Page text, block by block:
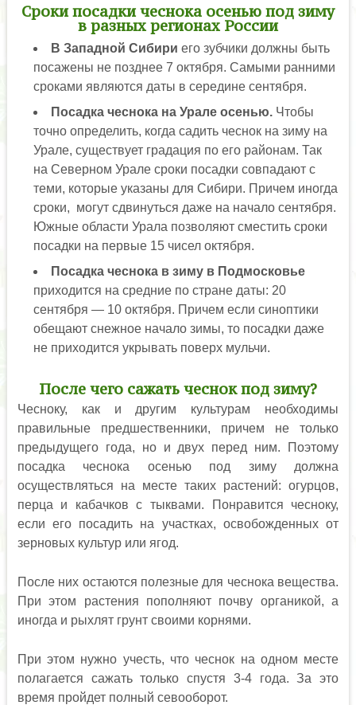
Сроки посадки чеснока осенью под зиму
в разных регионах России
В Западной Сибири его зубчики должны быть
посажены не позднее 7 октября. Самыми ранними
сроками являются даты в середине сентября.
Посадка чеснока на Урале осенью. Чтобы
точно определить, когда садить чеснок на зиму на
Урале, существует градация по его районам. Так
на Северном Урале сроки посадки совпадают с
теми, которые указаны для Сибири. Причем иногда
сроки, могут сдвинуться даже на начало сентября.
Южные области Урала позволяют сместить сроки
посадки на первые 15 чисел октября.
Посадка чеснока в зиму в Подмосковье
приходится на средние по стране даты: 20
сентября — 10 октября. Причем если синоптики
обещают снежное начало зимы, то посадки даже
не приходится укрывать поверх мульчи.
После чего сажать чеснок под зиму?
Чесноку, как и другим культурам необходимы
правильные предшественники, причем не только
предыдущего года, но и двух перед ним. Поэтому
посадка чеснока осенью под зиму должна
осуществляться на месте таких растений: огурцов,
перца и кабачков с тыквами. Понравится чесноку,
если его посадить на участках, освобожденных от
зерновых культур или ягод.
После них остаются полезные для чеснока вещества.
При этом растения пополняют почву органикой, а
иногда и рыхлят грунт своими корнями.
При этом нужно учесть, что чеснок на одном месте
полагается сажать только спустя 3-4 года. За это
время пройдет полный севооборот.